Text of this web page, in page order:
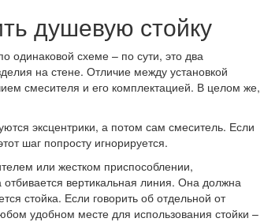
душевую стойку
одинаковой схеме – по сути, это два
на стене. Отличие между установкой
смесителя и его комплектацией. В целом же,
эксцентрики, а потом сам смеситель. Если
шаг попросту игнорируется.
или жестком приспособлении,
вертикальная линия. Она должна
стойка. Если говорить об отдельной от
удобном месте для использования стойки –